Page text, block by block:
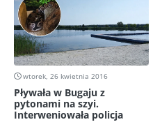
wtorek, 26 kwietnia 2016
Pływała w Bugaju z
pytonami na szyi.
Interweniowała policja